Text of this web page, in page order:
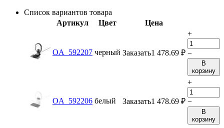
Список вариантов товара
Артикул
Цвет Цена
OA_592207 черный Заказать1 478.69 ₽
+
−
В
корзину
OA_592206 белый Заказать1 478.69 ₽
+
−
В
корзину